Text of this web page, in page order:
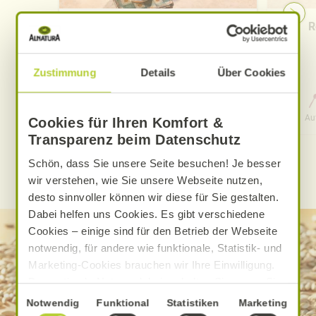
Zustimmung Details Über Cookies
Cookies für Ihren Komfort &
Transparenz beim Datenschutz
Schön, dass Sie unsere Seite besuchen! Je besser
wir verstehen, wie Sie unsere Webseite nutzen,
desto sinnvoller können wir diese für Sie gestalten.
Dabei helfen uns Cookies. Es gibt verschiedene
Cookies – einige sind für den Betrieb der Webseite
notwendig, für andere wie funktionale, Statistik- und
Marketing-Cookies brauchen wir Ihre Einwilligung.
Das optimale Nutzererlebnis erhalten Sie, wenn Sie
„Alle Cookies erlauben“ anklicken. Ihre Einwilligung
Einwilligungsauswahl
Notwendig Funktional Statistiken Marketing
Aufwand Gesamtzeit
WEITERE ALNATURA REZEPTE FINDEN